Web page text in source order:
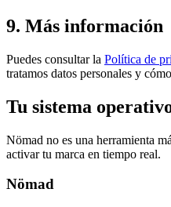
9. Más información
Puedes consultar la Política de
tratamos datos personales y
Tu sistema
Nömad no es una herramienta
activar tu marca en tiempo real.
Nömad